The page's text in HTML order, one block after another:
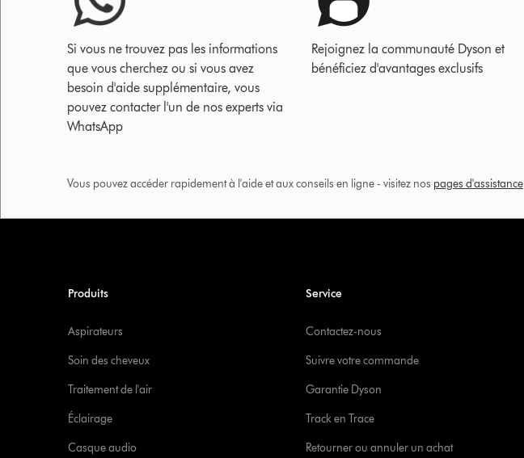
Si vous ne trouvez pas les informations
que vous cherchez ou si vous avez
besoin d'aide supplémentaire, vous
pouvez contacter l'un de nos experts via
WhatsApp
Rejoignez la communauté Dyson et
bénéficiez d'avantages exclusifs
Vous pouvez accéder rapidement à l'aide et aux conseils en ligne - visitez nos pages d'assistance
Produits
Aspirateurs
Soin des cheveux
Traitement de l'air
Éclairage
Casque audio
Service
Contactez-nous
Suivre votre commande
Garantie Dyson
Track en Trace
Retourner ou annuler un achat